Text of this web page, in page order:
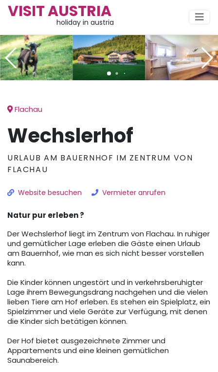
VISIT AUSTRIA
holiday in austria
Flachau
Wechslerhof
URLAUB AM BAUERNHOF IM ZENTRUM VON
FLACHAU
Website besuchen Vermieter anrufen
Natur pur erleben ?
Der Wechslerhof liegt im Zentrum von Flachau. In ruhiger
und gemütlicher Lage erleben die Gäste einen Urlaub
am Bauernhof, wie man es sich nicht besser vorstellen
kann.
Die Kinder können ungestört und in verkehrsberuhigter
Lage ihrem Bewegungsdrang nachgehen und die vielen
lieben Tiere am Hof erleben. Es stehen ein Spielplatz, ein
Spielzimmer und viele Geräte zur Verfügung, mit denen
die Kinder sich betätigen können.
Der Hof bietet ausgezeichnete Zimmer und
Appartements und eine kleinen gemütlichen
Saunabereich.